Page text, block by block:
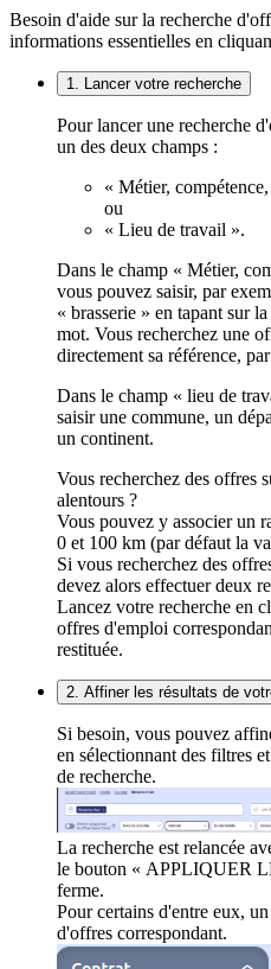
Besoin d'aide sur la recherche
informations essentielles en
1. Lancer votre recherche
Pour lancer une recherche
un des deux champs :
« Métier,
ou
« Lieu de travail ».
Dans le champ « Métier,
vous pouvez saisir, par
« brasserie » en tapant sur
mot. Vous recherchez une
directement sa référence,
Dans le champ « lieu de
saisir une commune, un
un continent.
Vous recherchez des offres
alentours ?
Vous pouvez y associer un
0 et 100 km (par défaut la
Si vous recherchez des
devez alors effectuer deux
Lancez votre recherche en
offres d'emploi
restituée.
2. Affiner les résultats de
Si besoin, vous pouvez
en sélectionnant des filtres
de recherche.
La recherche est relancée
le bouton « APPLIQUER
ferme.
Pour certains d'entre eux,
d'offres correspondant.